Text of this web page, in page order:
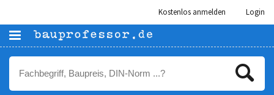
Kostenlos anmelden Login